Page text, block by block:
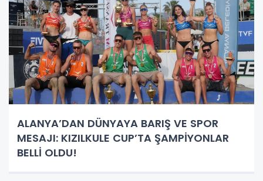
ALANYA’DAN DÜNYAYA BARIŞ VE SPOR
MESAJI: KIZILKULE CUP’TA ŞAMPİYONLAR
BELLİ OLDU!